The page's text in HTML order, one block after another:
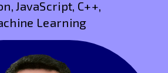
JavaScript, C++,
Learning